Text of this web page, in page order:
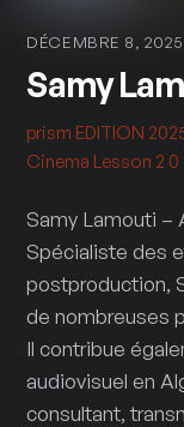
DÉCEMBRE 8, 2025
Samy
prism EDITION
Cinema Lesson 2 0
Samy Lamouti –
Spécialiste des
postproduction,
de nombreuses
Il contribue
audiovisuel en
consultant,